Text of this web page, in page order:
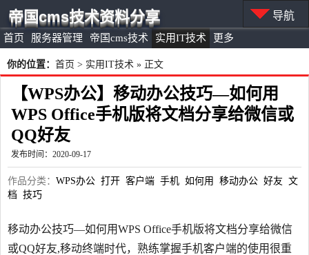
首页 服务器管理 帝国cms技术 实用IT技术 更多
帝国cms技术资料分享 导航
你的位置： 首页 > 实用IT技术 » 正文
【WPS办公】移动办公技巧—如何用
WPS Office手机版将文档分享给微信或
QQ好友
发布时间：2020-09-17
作品分类： WPS办公 打开 客户端 手机 如何用 移动办公 好友 文
档 技巧
移动办公技巧—如何用WPS Office手机版将文档分享给微信
或QQ好友,移动终端时代，熟练掌握手机客户端的使用很重